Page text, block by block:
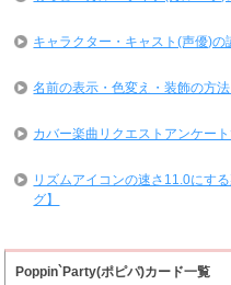
キャラクター・キャスト(声優)の
名前の表示・色変え・装飾の方
カバー楽曲リクエストアンケー
リズムアイコンの速さ11.0にす
グ】
Poppin`Party(ポピパ)カード一覧